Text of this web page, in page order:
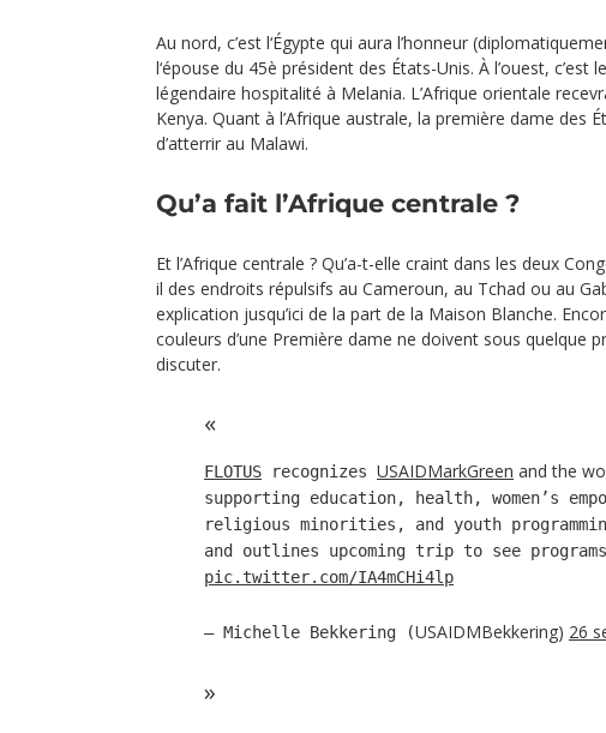
Au nord, c’est l‘Égypte qui aura l’honneur
l‘épouse du 45è président des États-Unis. À l’ouest, c’est
légendaire hospitalité à Melania. L’Afrique orientale
Kenya. Quant à l’Afrique australe, la première dame des
d’atterrir au Malawi.
Qu’a fait l’Afrique centrale ?
Et l’Afrique centrale ? Qu’a-t-elle craint dans les deux
il des endroits répulsifs au Cameroun, au Tchad ou au
explication jusqu’ici de la part de la Maison Blanche.
couleurs d’une Première dame ne doivent sous quelque
discuter.
FLOTUS ⁩ recognizes ⁦⁦ USAIDMarkGreen and the
supporting education, health, women’s
religious minorities, and youth
and outlines upcoming trip to see
pic.twitter.com/IA4mCHi4lp
— Michelle Bekkering (USAIDMBekkering) 26